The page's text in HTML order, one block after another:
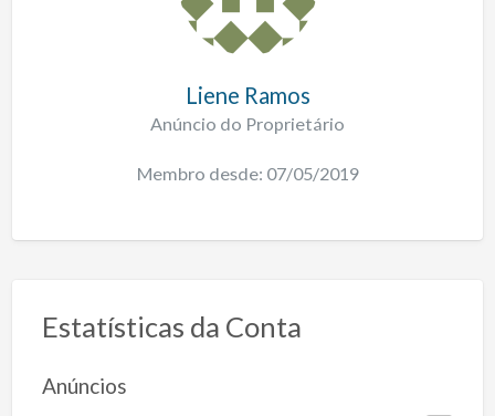
Liene Ramos
Anúncio do Proprietário
Membro desde: 07/05/2019
Estatísticas da Conta
Anúncios